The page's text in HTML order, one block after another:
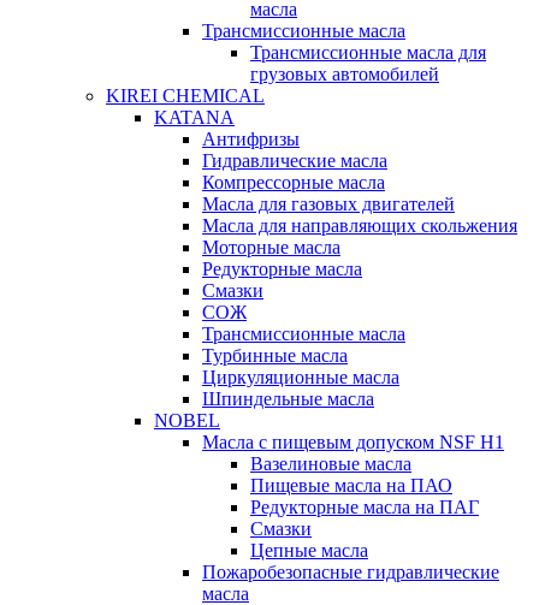
масла
Трансмиссионные масла
Трансмиссионные масла для
грузовых автомобилей
KIREI CHEMICAL
KATANA
Антифризы
Гидравлические масла
Компрессорные масла
Масла для газовых двигателей
Масла для направляющих скольжения
Моторные масла
Редукторные масла
Смазки
СОЖ
Трансмиссионные масла
Турбинные масла
Циркуляционные масла
Шпиндельные масла
NOBEL
Масла с пищевым допуском NSF H1
Вазелиновые масла
Пищевые масла на ПАО
Редукторные масла на ПАГ
Смазки
Цепные масла
Пожаробезопасные гидравлические
масла